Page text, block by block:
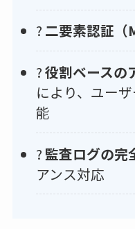
? 二要素認証（
?役割ベースの
により、ユー
能
? 監査ログの完
アンス対応